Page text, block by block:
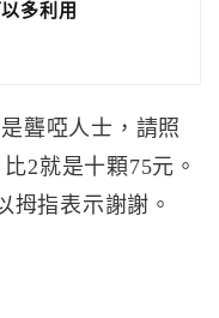
多利用
聾啞人士，請照
2就是十顆75元。
拇指表示謝謝。